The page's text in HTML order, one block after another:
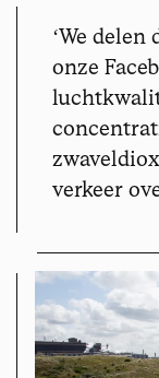
ʻWe delen
onze
verkeer